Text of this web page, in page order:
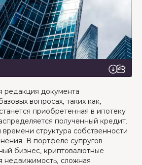
редакция документа
вопросах, таких как,
приобретенная в ипотеку
полученный кредит.
структура собственности
В портфеле супругов
бизнес, криптовалютные
недвижимость, сложная